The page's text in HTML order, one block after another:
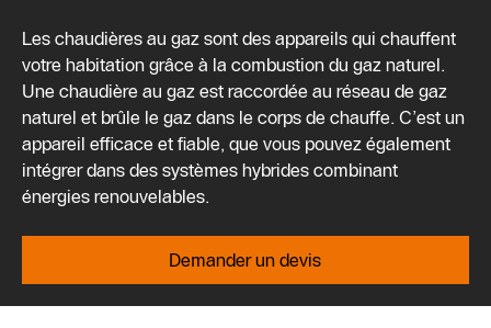
Les chaudières au gaz sont des appareils qui chauffent
votre habitation grâce à la combustion du gaz naturel.
Une chaudière au gaz est raccordée au réseau de gaz
naturel et brûle le gaz dans le corps de chauffe. C’est un
appareil efficace et fiable, que vous pouvez également
intégrer dans des systèmes hybrides combinant
énergies renouvelables.
Demander un devis